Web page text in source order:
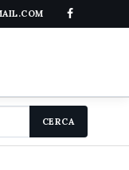
CERCA